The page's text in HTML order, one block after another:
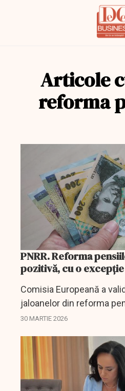
Articole
reforma
PNRR. Reforma
pozitivă, cu o
Comisia Europeană a
jaloanelor din reforma
celui privind pensiile
30 MARTIE 2026